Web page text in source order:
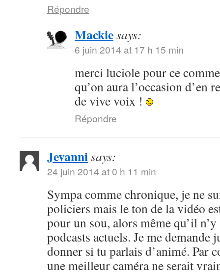
Répondre
Mackiesays:
6 juin 2014 at 17 h 15 min
merci luciole pour ce
qu’on aura l’occasion d’en
de vive voix !
Répondre
Jevannisays:
24 juin 2014 at 0 h 11 min
Sympa comme chronique, je ne
policiers mais le ton de la vidéo
pour un sou, alors même qu’il
podcasts actuels. Je me demande
donner si tu parlais d’animé. Par
une meilleur caméra ne serait